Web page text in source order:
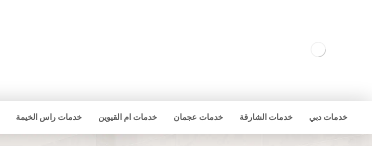
خدمات دبي خدمات الشارقة خدمات عجمان خدمات ام القيوين خدمات راس الخيمة